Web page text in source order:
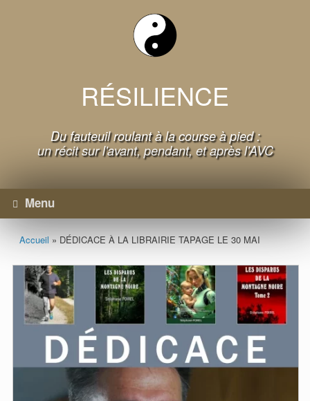
RÉSILIENCE
Du fauteuil roulant à la course à pied :
un récit sur l'avant, pendant, et après l'AVC
Menu
Accueil » DÉDICACE À LA LIBRAIRIE TAPAGE LE 30 MAI